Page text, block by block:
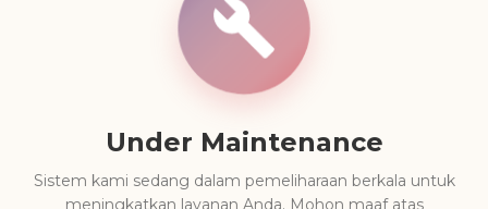
Under Maintenance
Sistem kami sedang dalam pemeliharaan berkala untuk
meningkatkan layanan Anda. Mohon maaf atas